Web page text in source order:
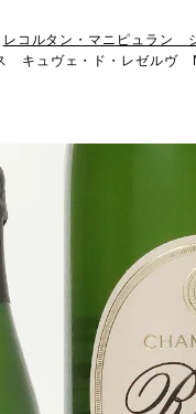
レコルタン・マニピュラン
キュヴェ・ド・レゼルヴ